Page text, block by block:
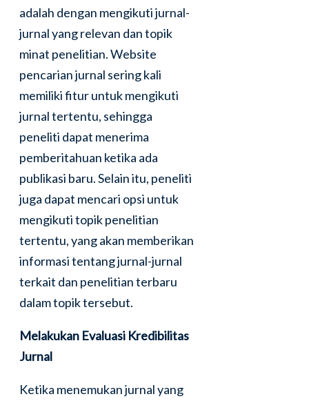
adalah dengan mengikuti jurnal-
jurnal yang relevan dan topik
minat penelitian. Website
pencarian jurnal sering kali
memiliki fitur untuk mengikuti
jurnal tertentu, sehingga
peneliti dapat menerima
pemberitahuan ketika ada
publikasi baru. Selain itu, peneliti
juga dapat mencari opsi untuk
mengikuti topik penelitian
tertentu, yang akan memberikan
informasi tentang jurnal-jurnal
terkait dan penelitian terbaru
dalam topik tersebut.
Melakukan Evaluasi Kredibilitas
Jurnal
Ketika menemukan jurnal yang